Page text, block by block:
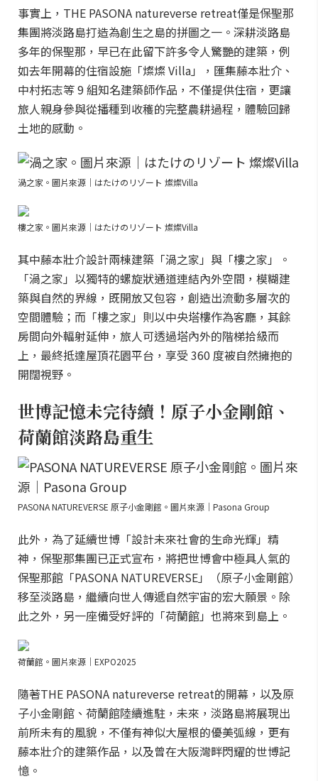
事實上，THE PASONA natureverse retreat僅是保聖那
集團將淡路島打造為創生之島的拼圖之一。深耕淡路島
多年的保聖那，早已在此留下許多令人驚艷的建築，例
如去年開幕的住宿設施「燦燦 Villa」，匯集藤本壯介、
中村拓志等 9 組知名建築師作品，不僅提供住宿，更讓
旅人親身參與從播種到收穫的完整農耕過程，體驗回歸
土地的感動。
渦之家。圖片來源｜はたけのリゾート 燦燦Villa
樓之家。圖片來源｜はたけのリゾート 燦燦Villa
其中藤本壯介設計兩棟建築「渦之家」與「樓之家」。
「渦之家」以獨特的螺旋狀通道連結內外空間，模糊建
築與自然的界線，既開放又包容，創造出流動多層次的
空間體驗；而「樓之家」則以中央塔樓作為客廳，其餘
房間向外輻射延伸，旅人可透過塔內外的階梯拾級而
上，最終抵達屋頂花園平台，享受 360 度被自然擁抱的
開闊視野。
世博記憶未完待續！原子小金剛館、
荷蘭館淡路島重生
PASONA NATUREVERSE 原子小金剛館。圖片來源｜Pasona Group
此外，為了延續世博「設計未來社會的生命光輝」精
神，保聖那集團已正式宣布，將把世博會中極具人氣的
保聖那館「PASONA NATUREVERSE」（原子小金剛館）
移至淡路島，繼續向世人傳遞自然宇宙的宏大願景。除
此之外，另一座備受好評的「荷蘭館」也將來到島上。
荷蘭館。圖片來源｜EXPO2025
隨著THE PASONA natureverse retreat的開幕，以及原
子小金剛館、荷蘭館陸續進駐，未來，淡路島將展現出
前所未有的風貌，不僅有神似大屋根的優美弧線，更有
藤本壯介的建築作品，以及曾在大阪灣畔閃耀的世博記
憶。